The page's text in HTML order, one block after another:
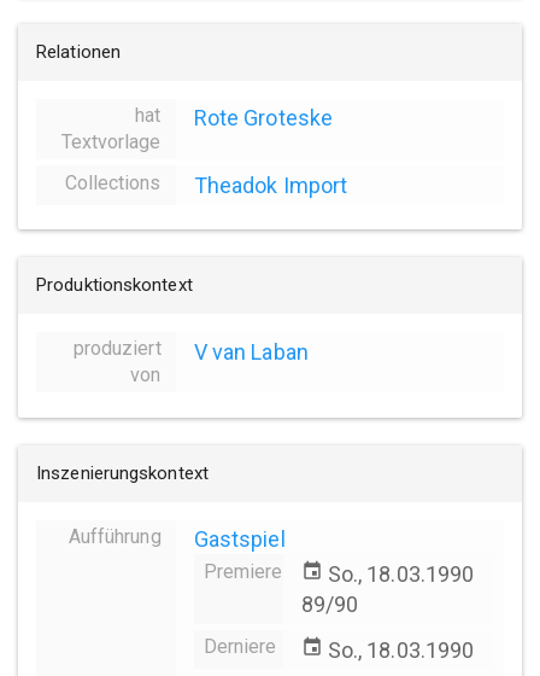
Relationen
hat
Textvorlage
Rote Groteske
Collections Theadok Import
Produktionskontext
produziert
von
V van Laban
Inszenierungskontext
Aufführung Gastspiel
Premiere event So., 18.03.1990
89/90
Derniere event So., 18.03.1990